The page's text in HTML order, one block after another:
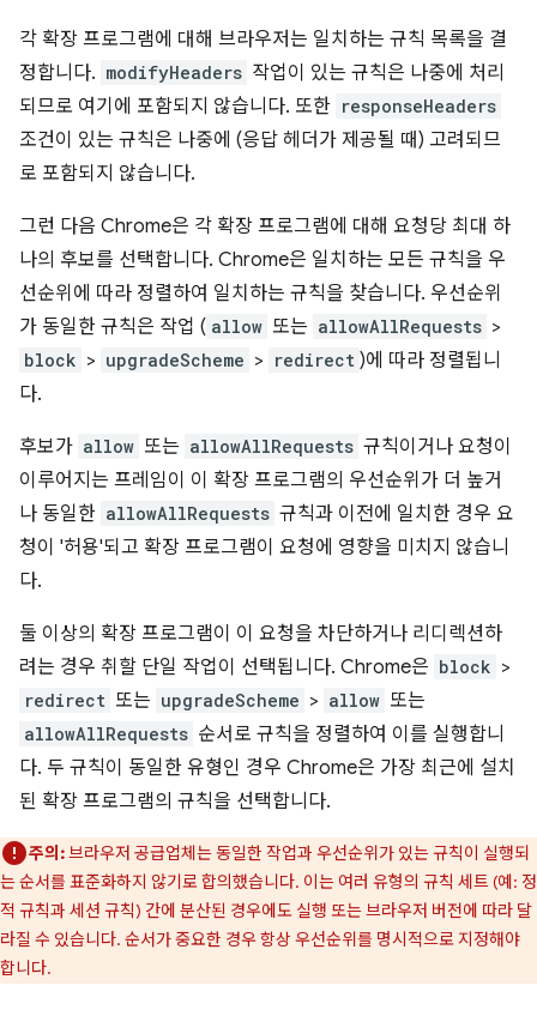
각 확장 프로그램에 대해 브라우저는 일치하는 규칙 목록을 결
정합니다. modifyHeaders 작업이 있는 규칙은 나중에 처리
되므로 여기에 포함되지 않습니다. 또한 responseHeaders
조건이 있는 규칙은 나중에 (응답 헤더가 제공될 때) 고려되므
로 포함되지 않습니다.
그런 다음 Chrome은 각 확장 프로그램에 대해 요청당 최대 하
나의 후보를 선택합니다. Chrome은 일치하는 모든 규칙을 우
선순위에 따라 정렬하여 일치하는 규칙을 찾습니다. 우선순위
가 동일한 규칙은 작업 ( allow 또는 allowAllRequests >
block > upgradeScheme > redirect )에 따라 정렬됩니
다.
후보가 allow 또는 allowAllRequests 규칙이거나 요청이
이루어지는 프레임이 이 확장 프로그램의 우선순위가 더 높거
나 동일한 allowAllRequests 규칙과 이전에 일치한 경우 요
청이 '허용'되고 확장 프로그램이 요청에 영향을 미치지 않습니
다.
둘 이상의 확장 프로그램이 이 요청을 차단하거나 리디렉션하
려는 경우 취할 단일 작업이 선택됩니다. Chrome은 block >
redirect 또는 upgradeScheme > allow 또는
allowAllRequests 순서로 규칙을 정렬하여 이를 실행합니
다. 두 규칙이 동일한 유형인 경우 Chrome은 가장 최근에 설치
된 확장 프로그램의 규칙을 선택합니다.
주의:브라우저 공급업체는 동일한 작업과 우선순위가 있는 규칙이 실행되
는 순서를 표준화하지 않기로 합의했습니다. 이는 여러 유형의 규칙 세트 (예: 정
적 규칙과 세션 규칙) 간에 분산된 경우에도 실행 또는 브라우저 버전에 따라 달
라질 수 있습니다. 순서가 중요한 경우 항상 우선순위를 명시적으로 지정해야
합니다.